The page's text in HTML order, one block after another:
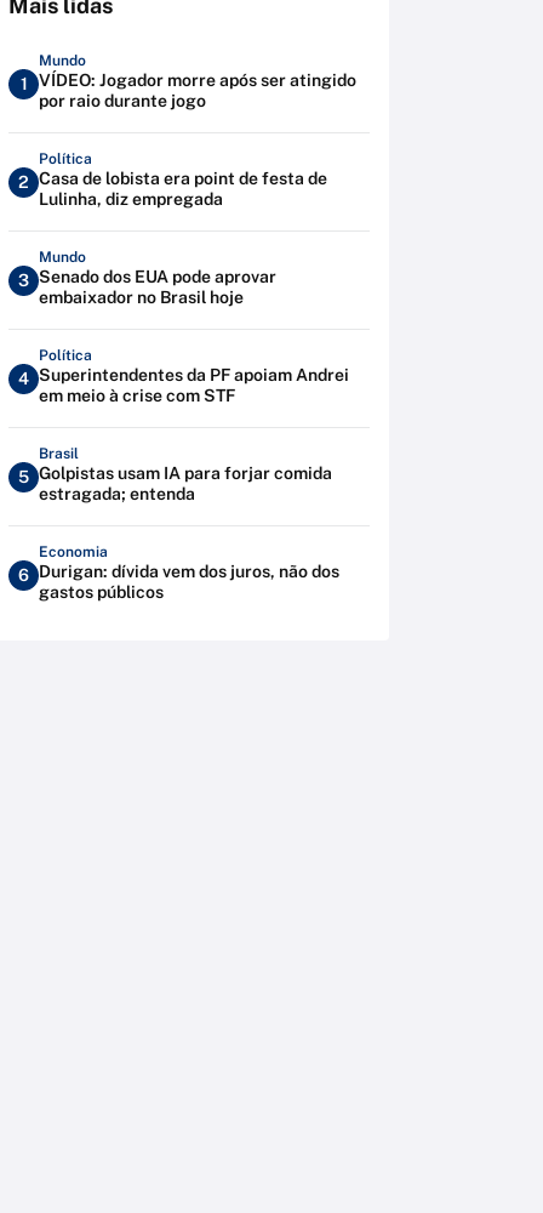
Mais lidas
1
Mundo
VÍDEO: Jogador morre após ser atingido
por raio durante jogo
2
Política
Casa de lobista era point de festa de
Lulinha, diz empregada
3
Mundo
Senado dos EUA pode aprovar
embaixador no Brasil hoje
4
Política
Superintendentes da PF apoiam Andrei
em meio à crise com STF
5
Brasil
Golpistas usam IA para forjar comida
estragada; entenda
6
Economia
Durigan: dívida vem dos juros, não dos
gastos públicos